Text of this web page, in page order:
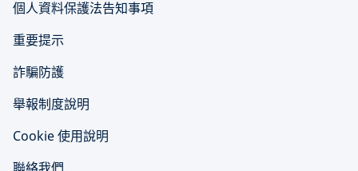
個人資料保護法告知事項
重要提示
詐騙防護
舉報制度說明
Cookie 使用說明